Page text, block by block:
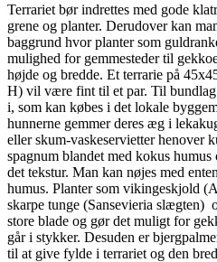
Terrariet bør indrettes med gode
grene og planter. Derudover kan
baggrund hvor planter som
mulighed for gemmesteder til
højde og bredde. Et terrarie på
H) vil være fint til et par. Til
i, som kan købes i det lokale
hunnerne gemmer deres æg i
eller skum-vaskeservietter henover
spagnum blandet med kokus
det tekstur. Man kan nøjes med
humus. Planter som vikingeskjold
skarpe tunge (Sansevieria slægten)
store blade og gør det muligt for
går i stykker. Desuden er
til at give fylde i terrariet og den